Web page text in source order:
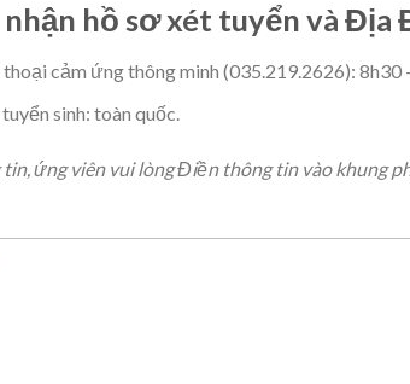
hồ sơ xét tuyển và Địa
cảm ứng thông minh (035.219.2626):
sinh: toàn quốc.
ứng viên vui lòng Điền thông tin vào khung